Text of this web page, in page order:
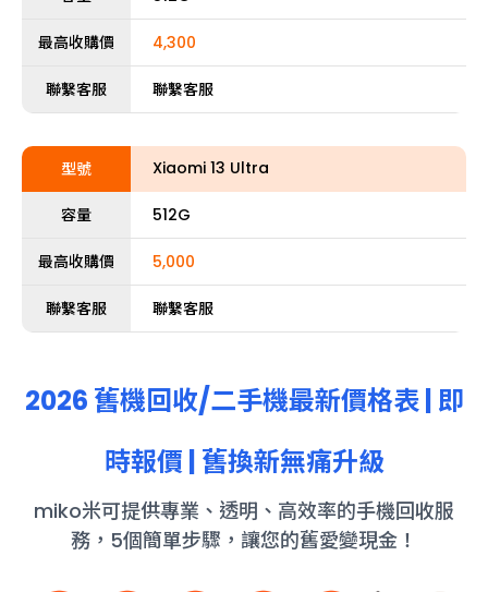
最高收購價 4,300
聯繫客服 聯繫客服
型號 Xiaomi 13 Ultra
容量 512G
最高收購價 5,000
聯繫客服 聯繫客服
2026 舊機回收/二手機最新價格表 | 即
時報價 | 舊換新無痛升級
miko米可提供專業、透明、高效率的手機回收服
務，5個簡單步驟，讓您的舊愛變現金！